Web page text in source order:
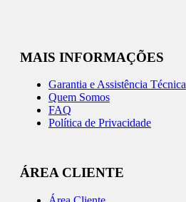
MAIS INFORMAÇÕES
Garantia e Assistência Técnica
Quem Somos
FAQ
Política de Privacidade
ÁREA CLIENTE